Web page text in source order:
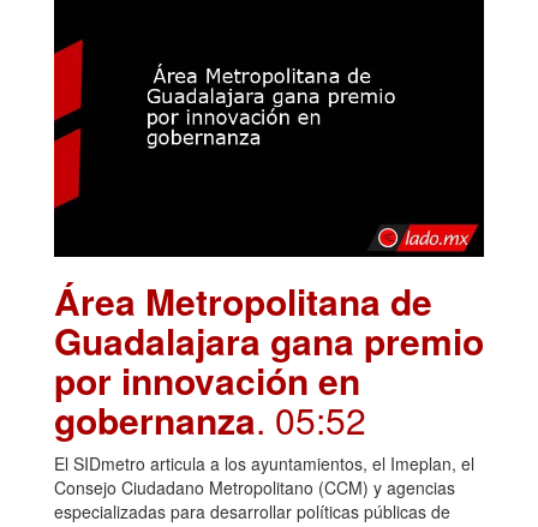
Área Metropolitana de
Guadalajara gana premio
por innovación en
gobernanza. 05:52
El SIDmetro articula a los ayuntamientos, el Imeplan, el
Consejo Ciudadano Metropolitano (CCM) y agencias
especializadas para desarrollar políticas públicas de